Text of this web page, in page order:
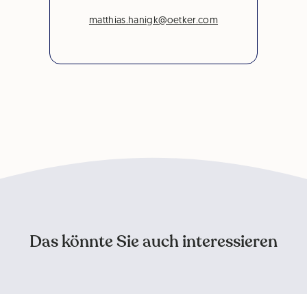
matthias.hanigk@oetker.com
Das könnte Sie auch interessieren